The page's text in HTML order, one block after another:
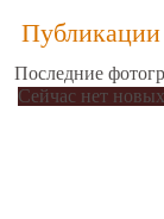
Публикации
Последние
Сейчас нет